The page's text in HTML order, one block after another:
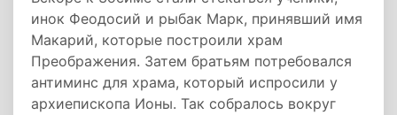
инок Феодосий и рыбак Марк, принявший имя
Макарий, которые построили храм
Преображения. Затем братьям потребовался
антиминс для храма, который испросили у
архиепископа Ионы. Так собралось вокруг